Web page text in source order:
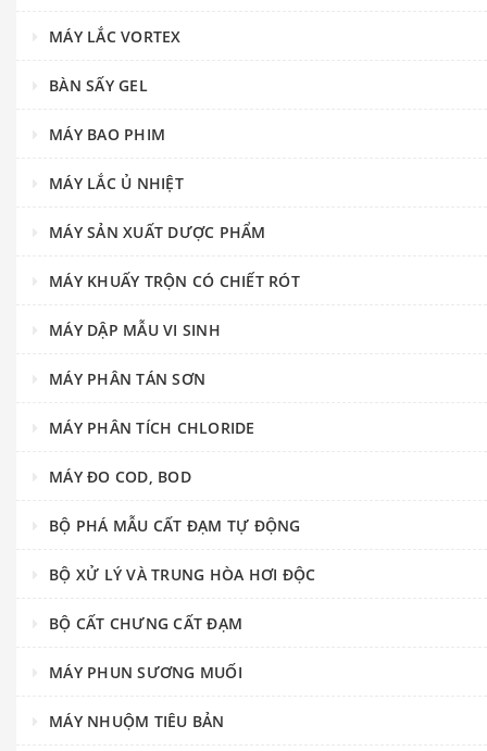
MÁY LẮC VORTEX
BÀN SẤY GEL
MÁY BAO PHIM
MÁY LẮC Ủ NHIỆT
MÁY SẢN XUẤT DƯỢC PHẨM
MÁY KHUẤY TRỘN CÓ CHIẾT RÓT
MÁY DẬP MẪU VI SINH
MÁY PHÂN TÁN SƠN
MÁY PHÂN TÍCH CHLORIDE
MÁY ĐO COD, BOD
BỘ PHÁ MẪU CẤT ĐẠM TỰ ĐỘNG
BỘ XỬ LÝ VÀ TRUNG HÒA HƠI ĐỘC
BỘ CẤT CHƯNG CẤT ĐẠM
MÁY PHUN SƯƠNG MUỐI
MÁY NHUỘM TIÊU BẢN